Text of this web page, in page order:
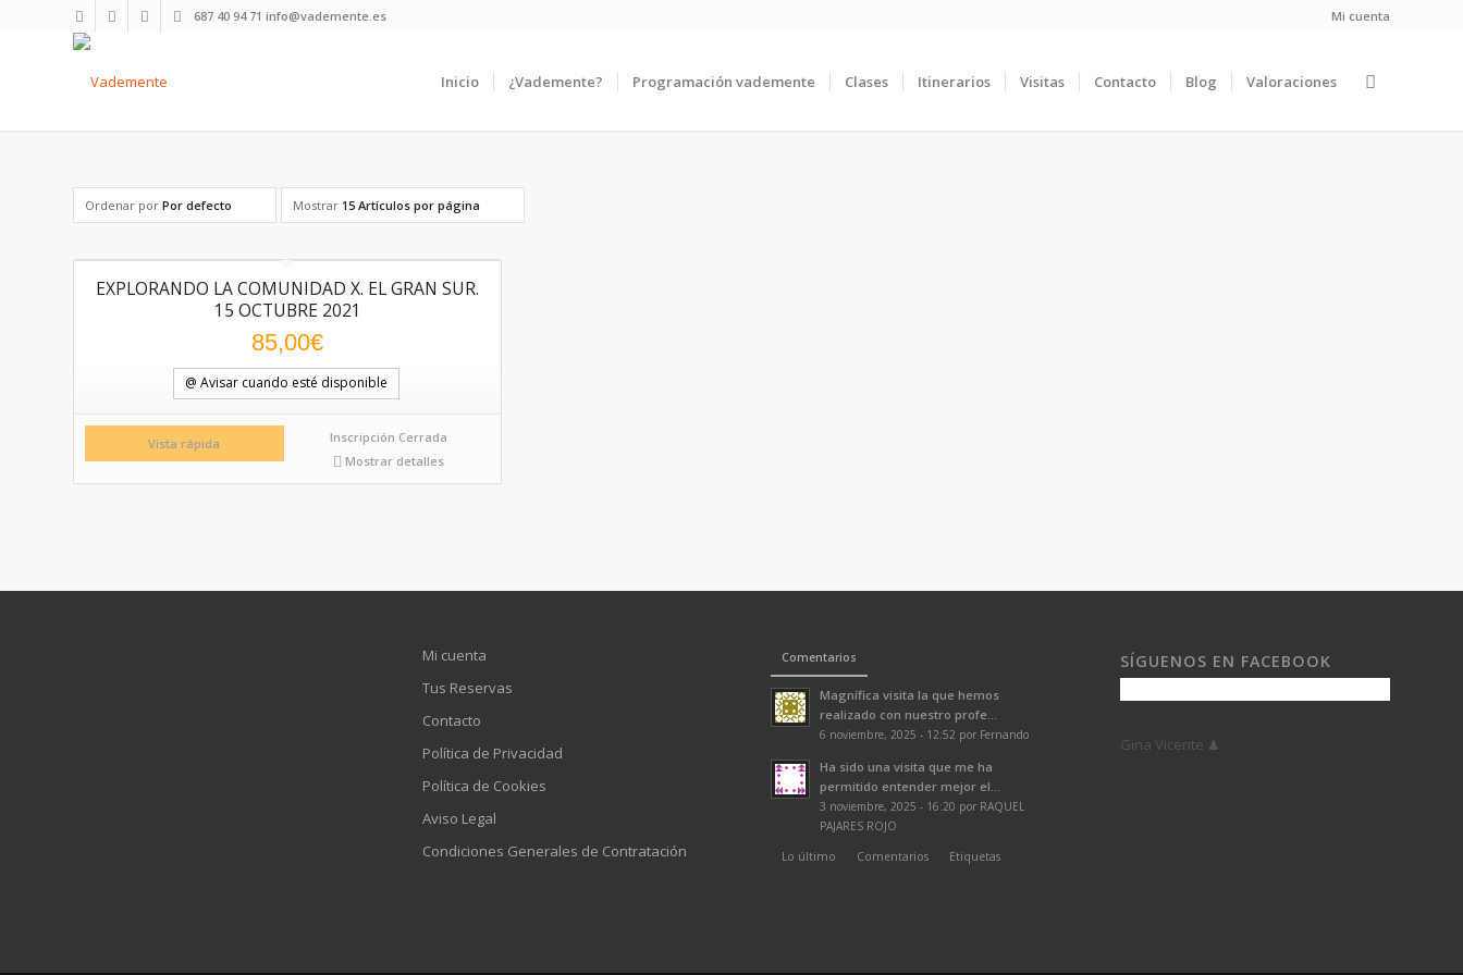
Mi cuenta
687 40 94 71 info@vademente.es
Inicio ¿Vademente? Programación vademente Clases Itinerarios Visitas Contacto Blog Valoraciones
Ordenar por Por defecto Mostrar 15 Artículos por página
EXPLORANDO LA COMUNIDAD X. EL GRAN SUR.
15 OCTUBRE 2021
85,00€
@ Avisar cuando esté disponible
Vista rápida
Inscripción Cerrada
Mostrar detalles
Mi cuenta
Tus Reservas
Contacto
Política de Privacidad
Política de Cookies
Aviso Legal
Condiciones Generales de Contratación
Comentarios
Magnífica visita la que hemos
realizado con nuestro profe...
6 noviembre, 2025 - 12:52 por Fernando
Ha sido una visita que me ha
permitido entender mejor el...
3 noviembre, 2025 - 16:20 por RAQUEL
PAJARES ROJO
Lo último
Comentarios Etiquetas
SÍGUENOS EN FACEBOOK
Gina Vicente ♟